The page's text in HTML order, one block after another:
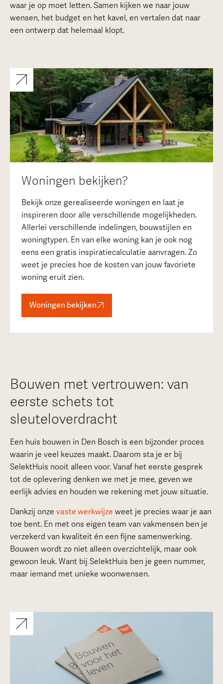
waar je op moet letten. Samen kijken we naar jouw
wensen, het budget en het kavel, en vertalen dat naar
een ontwerp dat helemaal klopt.
Woningen bekijken?
Bekijk onze gerealiseerde woningen en laat je
inspireren door alle verschillende mogelijkheden.
Allerlei verschillende indelingen, bouwstijlen en
woningtypen. En van elke woning kan je ook nog
eens een gratis inspiratiecalculatie aanvragen. Zo
weet je precies hoe de kosten van jouw favoriete
woning eruit zien.
Woningen bekijken
Bouwen met vertrouwen: van
eerste schets tot
sleuteloverdracht
Een huis bouwen in Den Bosch is een bijzonder proces
waarin je veel keuzes maakt. Daarom sta je er bij
SelektHuis nooit alleen voor. Vanaf het eerste gesprek
tot de oplevering denken we met je mee, geven we
eerlijk advies en houden we rekening met jouw situatie.
Dankzij onze vaste werkwijze weet je precies waar je aan
toe bent. En met ons eigen team van vakmensen ben je
verzekerd van kwaliteit én een fijne samenwerking.
Bouwen wordt zo niet alleen overzichtelijk, maar ook
gewoon leuk. Want bij SelektHuis ben je geen nummer,
maar iemand met unieke woonwensen.